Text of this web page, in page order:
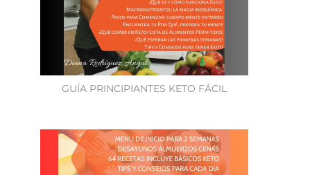
GUÍA PRINCIPIANTES KETO FÁCIL